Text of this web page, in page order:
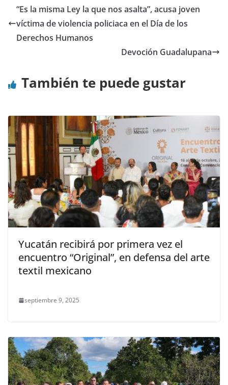
“Es la misma Ley la que nos asalta”, acusa joven
víctima de violencia policiaca en el Día de los
Derechos Humanos
Devoción Guadalupana
También te puede gustar
Yucatán recibirá por primera vez el
encuentro “Original”, en defensa del arte
textil mexicano
septiembre 9, 2025